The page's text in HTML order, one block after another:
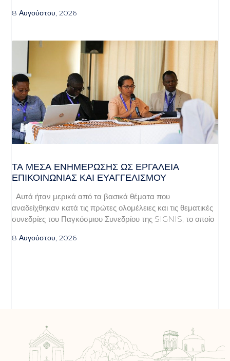
8 Αυγούστου, 2026
ΤΑ ΜΈΣΑ ΕΝΗΜΈΡΩΣΗΣ ΩΣ ΕΡΓΑΛΕΊΑ
ΕΠΙΚΟΙΝΩΝΊΑΣ ΚΑΙ ΕΥΑΓΓΕΛΙΣΜΟΎ
Αυτά ήταν μερικά από τα βασικά θέματα που
αναδείχθηκαν κατά τις πρώτες ολομέλειες και τις θεματικές
συνεδρίες του Παγκόσμιου Συνεδρίου της SIGNIS, το οποίο
8 Αυγούστου, 2026